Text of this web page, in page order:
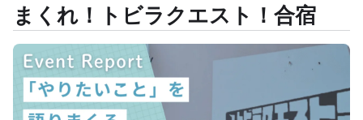
まくれ！トビラクエスト！合宿